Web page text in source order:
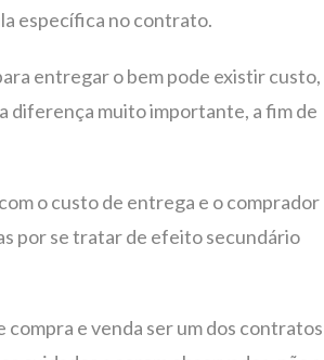
específica no contrato.
entregar o bem pode existir custo,
diferença muito importante, a fim de
o custo de entrega e o comprador
por se tratar de efeito secundário
e venda ser um dos contratos